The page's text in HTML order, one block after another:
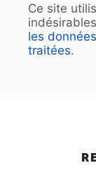
Ce site
les
traitées.